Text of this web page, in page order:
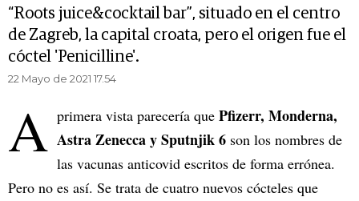
“Roots juice&cocktail bar”, situado en el centro
de Zagreb, la capital croata, pero el origen fue el
cóctel 'Penicilline'.
22 Mayo de 2021 17.54
A primera vista parecería que Pfizerr, Monderna,
Astra Zenecca y Sputnjik 6 son los nombres de
las vacunas anticovid escritos de forma errónea.
Pero no es así. Se trata de cuatro nuevos cócteles que